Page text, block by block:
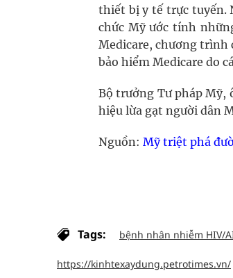
thiết bị y tế trực tuyến.
chức Mỹ ước tính
Medicare, chương trình
bảo hiểm Medicare do
Bộ trưởng Tư pháp Mỹ,
hiệu lừa gạt người dân
Nguồn: Mỹ triệt phá
Tags: bệnh nhân nhiễm HIV/
https://kinhtexaydung.petrotimes.vn/